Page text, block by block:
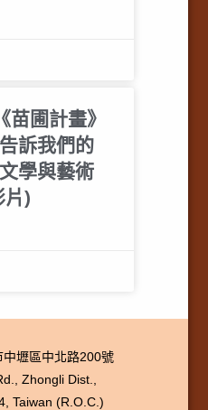
苗圃計畫》
訴我們的
學與藝術
片)
壢區中北路200號
Zhongli Dist.,
Taiwan (R.O.C.)